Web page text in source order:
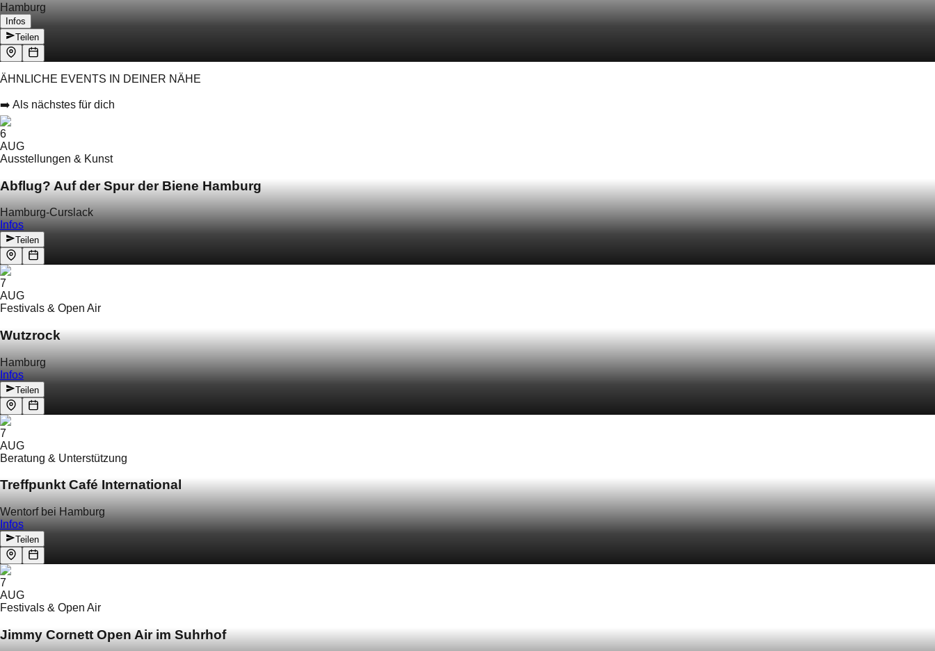
Hamburg
Infos
Teilen
ÄHNLICHE EVENTS IN DEINER NÄHE
➡️ Als nächstes für dich
6
AUG
Ausstellungen & Kunst
Abflug? Auf der Spur der Biene Hamburg
Hamburg-Curslack
Infos
Teilen
7
AUG
Festivals & Open Air
Wutzrock
Hamburg
Infos
Teilen
7
AUG
Beratung & Unterstützung
Treffpunkt Café International
Wentorf bei Hamburg
Infos
Teilen
7
AUG
Festivals & Open Air
Jimmy Cornett Open Air im Suhrhof